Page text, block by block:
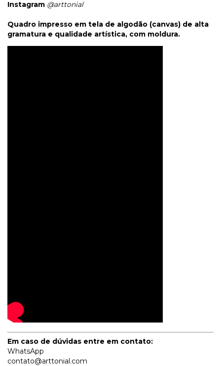
Instagram @arttonial
Quadro impresso em tela de algodão (canvas) de alta
gramatura e qualidade artística, com moldura.
Em caso de dúvidas entre em contato:
WhatsApp
contato@arttonial.com